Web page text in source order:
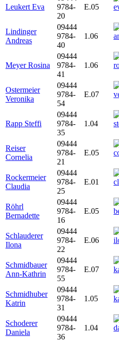
Leukert Eva
9784-
20
E.05
Lindinger
Andreas
09444
9784-
40
1.06
Meyer Rosina
09444
9784-
41
1.06
Ostermeier
Veronika
09444
9784-
54
E.07
Rapp Steffi
09444
9784-
35
1.04
Reiser
Cornelia
09444
9784-
21
E.05
Rockermeier
Claudia
09444
9784-
25
E.01
Röhrl
Bernadette
09444
9784-
16
E.05
Schlauderer
Ilona
09444
9784-
22
E.06
Schmidbauer
Ann-Kathrin
09444
9784-
55
E.07
Schmidhuber
Katrin
09444
9784-
31
1.05
Schoderer
Daniela
09444
9784-
36
1.04